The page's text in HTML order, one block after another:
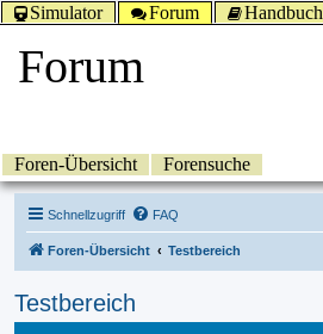
Simulator Forum Handbuch
Forum
Foren-Übersicht Forensuche
Schnellzugriff FAQ
Foren-Übersicht Testbereich
Testbereich